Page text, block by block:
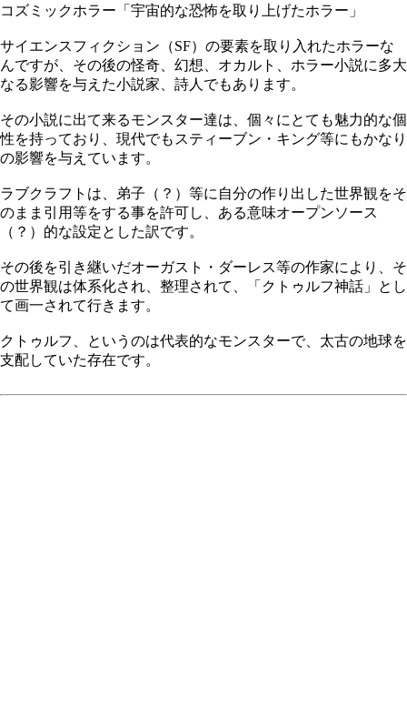
コズミックホラー「宇宙的な恐怖を取り上げたホラー」
サイエンスフィクション（SF）の要素を取り入れたホラーな
んですが、その後の怪奇、幻想、オカルト、ホラー小説に多大
なる影響を与えた小説家、詩人でもあります。
その小説に出て来るモンスター達は、個々にとても魅力的な個
性を持っており、現代でもスティーブン・キング等にもかなり
の影響を与えています。
ラブクラフトは、弟子（？）等に自分の作り出した世界観をそ
のまま引用等をする事を許可し、ある意味オープンソース
（？）的な設定とした訳です。
その後を引き継いだオーガスト・ダーレス等の作家により、そ
の世界観は体系化され、整理されて、「クトゥルフ神話」とし
て画一されて行きます。
クトゥルフ、というのは代表的なモンスターで、太古の地球を
支配していた存在です。